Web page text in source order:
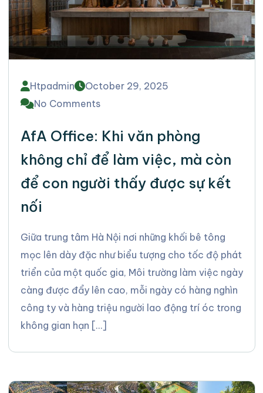
Htpadmin
October 29, 2025
No Comments
AfA Office: Khi văn phòng
không chỉ để làm việc, mà còn
để con người thấy được sự kết
nối
Giữa trung tâm Hà Nội nơi những khối bê tông
mọc lên dày đặc như biểu tượng cho tốc độ phát
triển của một quốc gia, Môi trường làm việc ngày
càng được đẩy lên cao, mỗi ngày có hàng nghìn
công ty và hàng triệu người lao động trí óc trong
không gian hạn […]